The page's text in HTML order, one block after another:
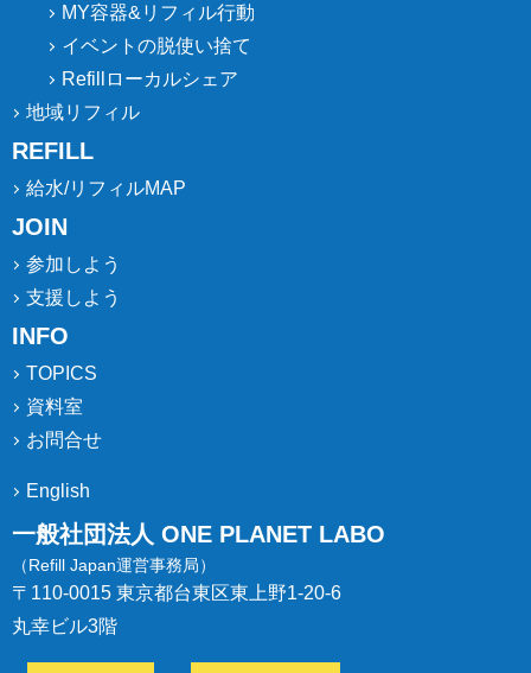
MY容器&リフィル行動
イベントの脱使い捨て
Refillローカルシェア
地域リフィル
REFILL
給水/リフィルMAP
JOIN
参加しよう
支援しよう
INFO
TOPICS
資料室
お問合せ
English
一般社団法人 ONE PLANET LABO
（Refill Japan運営事務局）
〒110-0015 東京都台東区東上野1-20-6
丸幸ビル3階